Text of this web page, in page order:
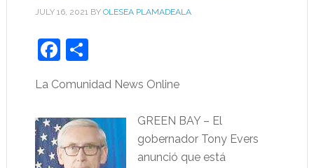
JULY 16, 2021BY OLESEA PLAMADEALA
Facebook
Share
La Comunidad News Online
GREEN BAY – El
gobernador Tony Evers
anunció que está